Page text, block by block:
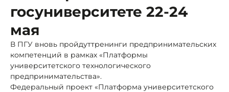
госуниверситете 22-24
мая
В ПГУ вновь пройдуттренинги предпринимательских
компетенций в рамках «Платформы
университетского технологического
предпринимательства».
Федеральный проект «Платформа университетского